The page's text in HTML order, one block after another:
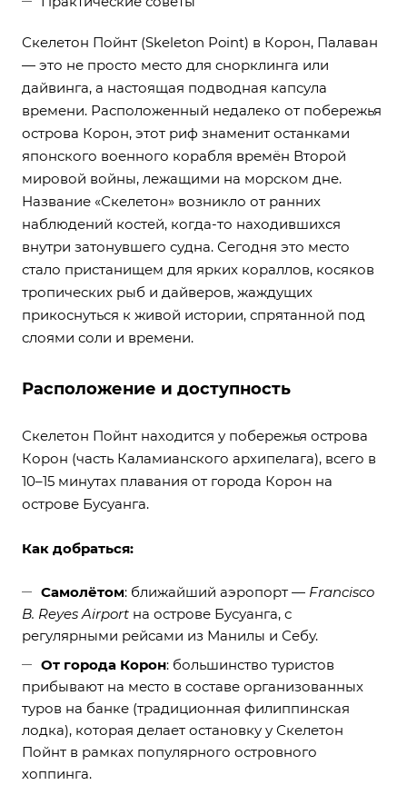
Скелетон Пойнт (Skeleton Point) в Корон, Палаван
— это не просто место для снорклинга или
дайвинга, а настоящая подводная капсула
времени. Расположенный недалеко от побережья
острова Корон, этот риф знаменит останками
японского военного корабля времён Второй
мировой войны, лежащими на морском дне.
Название «Скелетон» возникло от ранних
наблюдений костей, когда-то находившихся
внутри затонувшего судна. Сегодня это место
стало пристанищем для ярких кораллов, косяков
тропических рыб и дайверов, жаждущих
прикоснуться к живой истории, спрятанной под
слоями соли и времени.
Расположение и доступность
Скелетон Пойнт находится у побережья острова
Корон (часть Каламианского архипелага), всего в
10–15 минутах плавания от города Корон на
острове Бусуанга.
Как добраться:
Самолётом: ближайший аэропорт — Francisco
B. Reyes Airport на острове Бусуанга, с
регулярными рейсами из Манилы и Себу.
От города Корон: большинство туристов
прибывают на место в составе организованных
туров на банке (традиционная филиппинская
лодка), которая делает остановку у Скелетон
Пойнт в рамках популярного островного
хоппинга.